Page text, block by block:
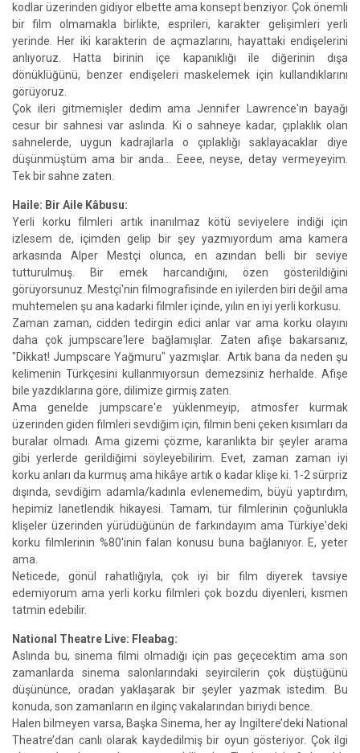
kodlar üzerinden gidiyor elbette ama konsept benziyor. Çok önemli
bir film olmamakla birlikte, esprileri, karakter gelişimleri yerli
yerinde. Her iki karakterin de açmazlarını, hayattaki endişelerini
anlıyoruz. Hatta birinin içe kapanıklığı ile diğerinin dışa
dönüklüğünü, benzer endişeleri maskelemek için kullandıklarını
görüyoruz.
Çok ileri gitmemişler dedim ama Jennifer Lawrence'ın bayağı
cesur bir sahnesi var aslında. Ki o sahneye kadar, çıplaklık olan
sahnelerde, uygun kadrajlarla o çıplaklığı saklayacaklar diye
düşünmüştüm ama bir anda... Eeee, neyse, detay vermeyeyim.
Tek bir sahne zaten.
Haile: Bir Aile Kâbusu:
Yerli korku filmleri artık inanılmaz kötü seviyelere indiği için
izlesem de, içimden gelip bir şey yazmıyordum ama kamera
arkasında Alper Mestçi olunca, en azından belli bir seviye
tutturulmuş. Bir emek harcandığını, özen gösterildiğini
görüyorsunuz. Mestçi'nin filmografisinde en iyilerden biri değil ama
muhtemelen şu ana kadarki filmler içinde, yılın en iyi yerli korkusu.
Zaman zaman, cidden tedirgin edici anlar var ama korku olayını
daha çok jumpscare'lere bağlamışlar. Zaten afişe bakarsanız,
"Dikkat! Jumpscare Yağmuru" yazmışlar. Artık bana da neden şu
kelimenin Türkçesini kullanmıyorsun demezsiniz herhalde. Afişe
bile yazdıklarına göre, dilimize girmiş zaten.
Ama genelde jumpscare'e yüklenmeyip, atmosfer kurmak
üzerinden giden filmleri sevdiğim için, filmin beni çeken kısımları da
buralar olmadı. Ama gizemi çözme, karanlıkta bir şeyler arama
gibi yerlerde gerildiğimi söyleyebilirim. Evet, zaman zaman iyi
korku anları da kurmuş ama hikâye artık o kadar klişe ki. 1-2 sürpriz
dışında, sevdiğim adamla/kadınla evlenemedim, büyü yaptırdım,
hepimiz lanetlendik hikayesi. Tamam, tür filmlerinin çoğunlukla
klişeler üzerinden yürüdüğünün de farkındayım ama Türkiye'deki
korku filmlerinin %80'inin falan konusu buna bağlanıyor. E, yeter
ama.
Neticede, gönül rahatlığıyla, çok iyi bir film diyerek tavsiye
edemiyorum ama yerli korku filmleri çok bozdu diyenleri, kısmen
tatmin edebilir.
National Theatre Live: Fleabag:
Aslında bu, sinema filmi olmadığı için pas geçecektim ama son
zamanlarda sinema salonlarındaki seyircilerin çok düştüğünü
düşününce, oradan yaklaşarak bir şeyler yazmak istedim. Bu
konuda, son zamanların en ilginç vakalarından biriydi bence.
Halen bilmeyen varsa, Başka Sinema, her ay İngiltere’deki National
Theatre’dan canlı olarak kaydedilmiş bir oyun gösteriyor. Çok ilgi